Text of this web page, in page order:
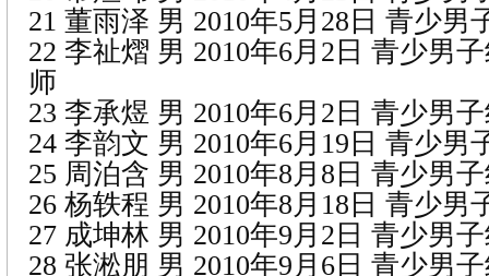
21 董雨泽 男 2010年5月28日 青少男
22 李祉熠 男 2010年6月2日 青少男
师
23 李承煜 男 2010年6月2日 青少男
24 李韵文 男 2010年6月19日 青少男
25 周泊含 男 2010年8月8日 青少男
26 杨轶程 男 2010年8月18日 青少男
27 成坤林 男 2010年9月2日 青少男
28 张淞朋 男 2010年9月6日 青少男